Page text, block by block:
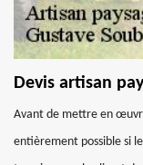
Devis artisan
Avant de mettre en
entièrement possible si